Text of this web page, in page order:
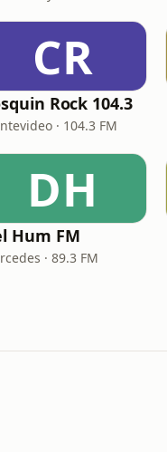
CR
Rock 104.3
· 104.3 FM
DH
Hum FM
· 89.3 FM